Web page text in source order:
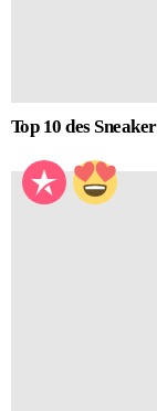
Top 10 des